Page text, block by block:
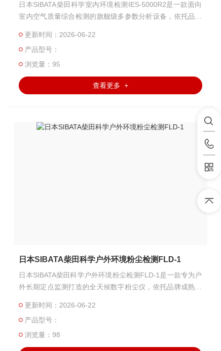
日本SIBATA柴田科学室内环境检测IES-5000R2是一款面向
室内空气质量综合检测的旗舰级多参数分析设备，依托品牌
价打造，可一站式覆盖甲醛、VOC、温湿度等核心指标，是
专业机构开展室内环境检测的高精度专业机型。
更新时间：2026-06-22
产品型号：
浏览量：95
查看更多 +
日本SIBATA柴田科学户外环境粉尘检测FLD-1
日本SIBATA柴田科学户外环境粉尘检测FLD-1是一款专为户
外长期定点监测打造的全天候数字粉尘仪，依托品牌成熟的
粉尘常态化监测设计，是兼顾高精度与环境适应性的专业级
户外粉尘监测设备。
更新时间：2026-06-22
产品型号：
浏览量：98